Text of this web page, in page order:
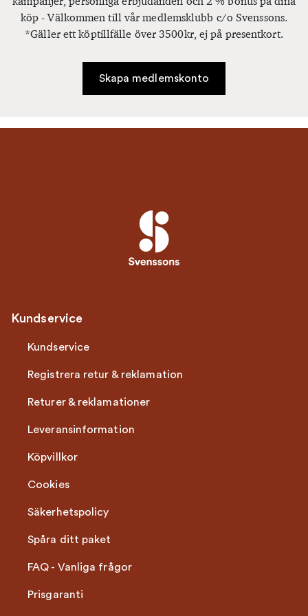
köp - Välkommen till vår medlemsklubb c/o Svenssons.
*Gäller ett köptillfälle över 3500kr, ej på presentkort.
Skapa medlemskonto
Kundservice
Kundservice
Registrera retur & reklamation
Returer & reklamationer
Leveransinformation
Köpvillkor
Cookies
Säkerhetspolicy
Spåra ditt paket
FAQ - Vanliga frågor
Prisgaranti